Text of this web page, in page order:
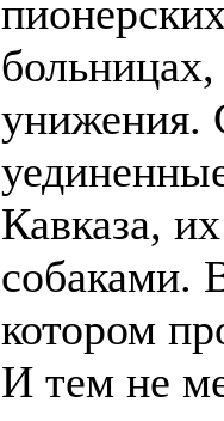
больницах,
унижения.
Кавказа,
собаками.
котором
И тем не